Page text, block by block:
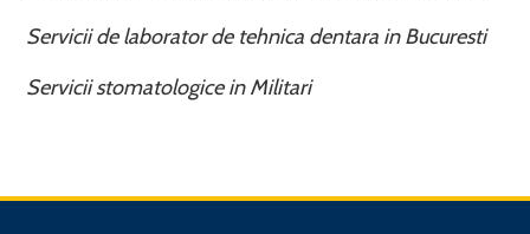
Servicii de laborator de tehnica dentara in Bucuresti
Servicii stomatologice in Militari